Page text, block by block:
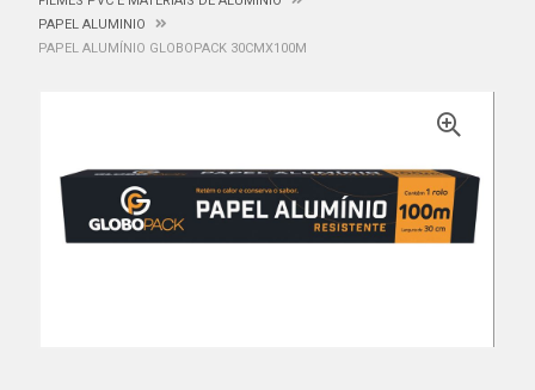
PAPEL ALUMINIO
PAPEL ALUMÍNIO GLOBOPACK 30CMX100M